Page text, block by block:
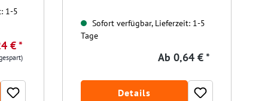
1-5
€ *
Sofort verfügbar, Lieferzeit: 1-5
Tage
Ab 0,64 € *
Details